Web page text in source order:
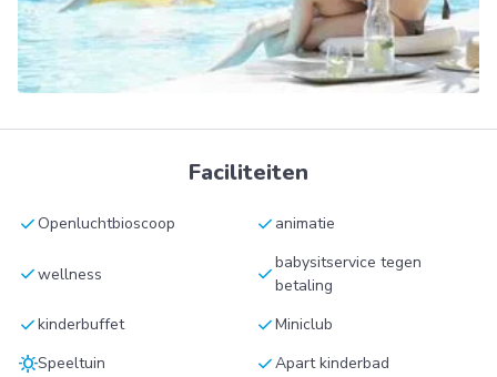
Faciliteiten
check Openluchtbioscoop check animatie
checkwellness checkbabysitservice tegen
betaling
checkkinderbuffet checkMiniclub
sunnySpeeltuin checkApart kinderbad